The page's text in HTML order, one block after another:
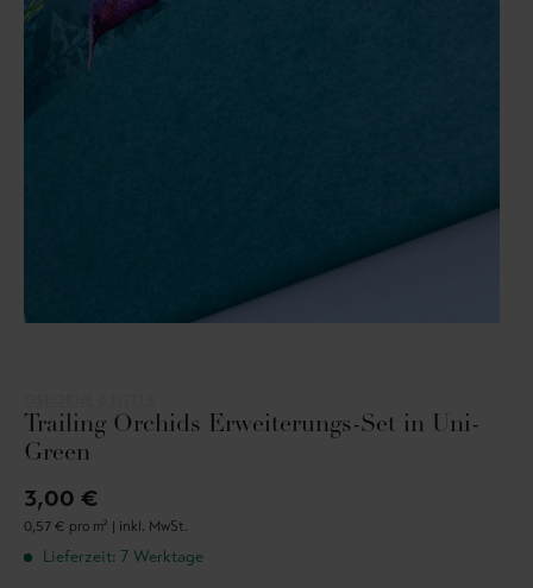
Trailing Orchids Erweiterungs-Set in Uni-
Green
3,00 €
0,57 € pro m² | inkl. MwSt.
Lieferzeit: 7 Werktage